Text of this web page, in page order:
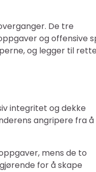
De tre
og offensive
og legger til rette
integritet og dekke
angripere fra å
mens de to
for å skape